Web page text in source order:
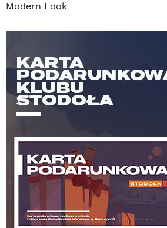
Modern Look